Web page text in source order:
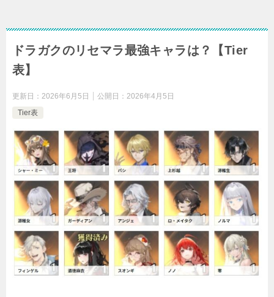
ドラガクのリセマラ最強キャラは？【Tier
表】
更新日： 2026年6月5日 公開日： 2026年4月5日
Tier表